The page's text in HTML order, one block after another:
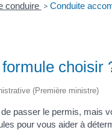
conduire > Conduite
choisir
(Première ministre)
passer le permis, mais
pour vous aider à